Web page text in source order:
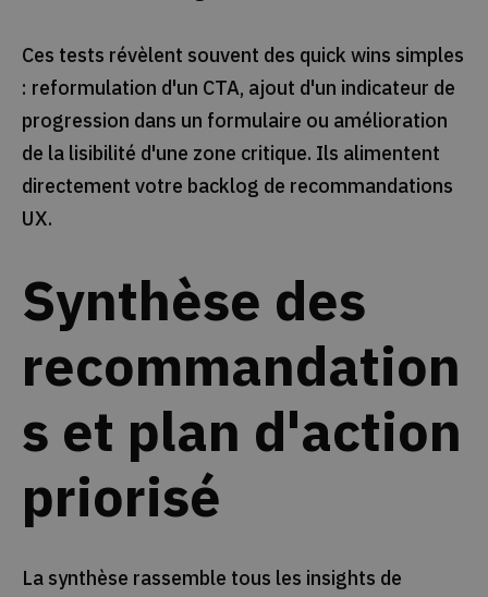
Ces tests révèlent souvent des quick wins simples
: reformulation d'un CTA, ajout d'un indicateur de
progression dans un formulaire ou amélioration
de la lisibilité d'une zone critique. Ils alimentent
directement votre backlog de recommandations
UX.
Synthèse des
recommandation
s et plan d'action
priorisé
La synthèse rassemble tous les insights de